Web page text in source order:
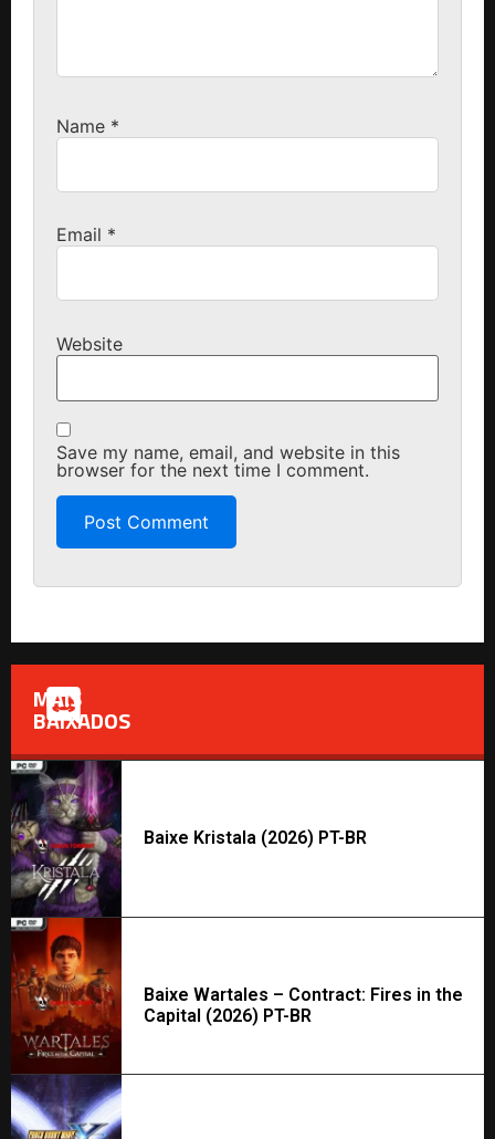
Name *
Email *
Website
Save my name, email, and website in this
browser for the next time I comment.
MAIS
BAIXADOS
Baixe Kristala (2026) PT-BR
Baixe Wartales – Contract: Fires in the
Capital (2026) PT-BR